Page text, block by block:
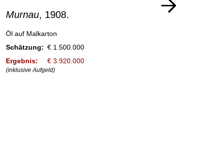
Murnau, 1908.
Öl auf Malkarton
Schätzung: € 1.500.000
Ergebnis:
€ 3.920.000
(inklusive Aufgeld)